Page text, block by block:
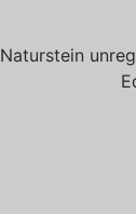
Naturstein